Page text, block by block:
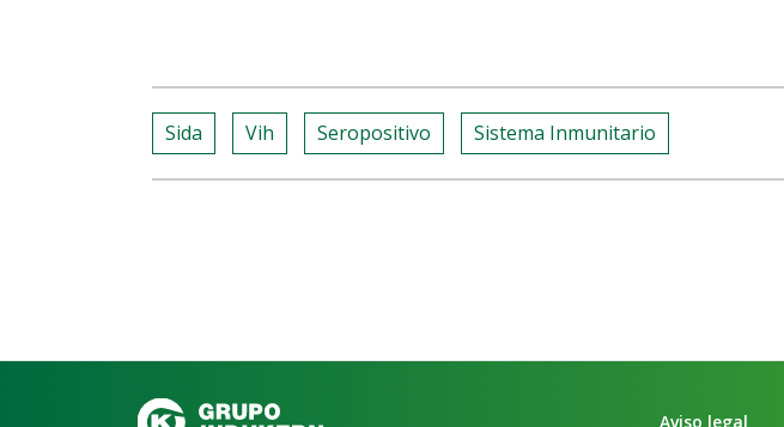
Sida Vih Seropositivo Sistema Inmunitario
Aviso legal